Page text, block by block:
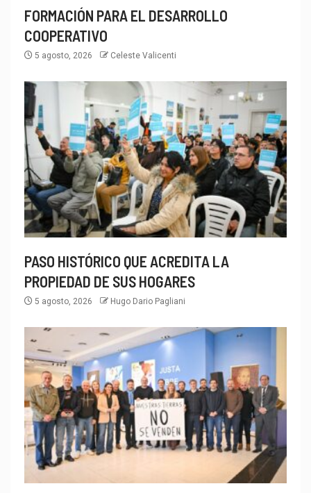
FORMACIÓN PARA EL DESARROLLO
COOPERATIVO
5 agosto, 2026 Celeste Valicenti
PASO HISTÓRICO QUE ACREDITA LA
PROPIEDAD DE SUS HOGARES
5 agosto, 2026 Hugo Dario Pagliani